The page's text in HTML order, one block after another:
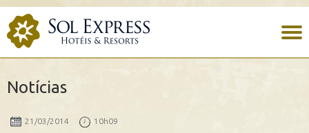
Notícias
21/03/2014 10h09